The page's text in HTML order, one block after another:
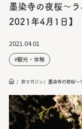
墨染寺の夜桜～
2021年4月1日】
2021.04.01
観光・体験
京マガジン 墨染寺の夜桜～